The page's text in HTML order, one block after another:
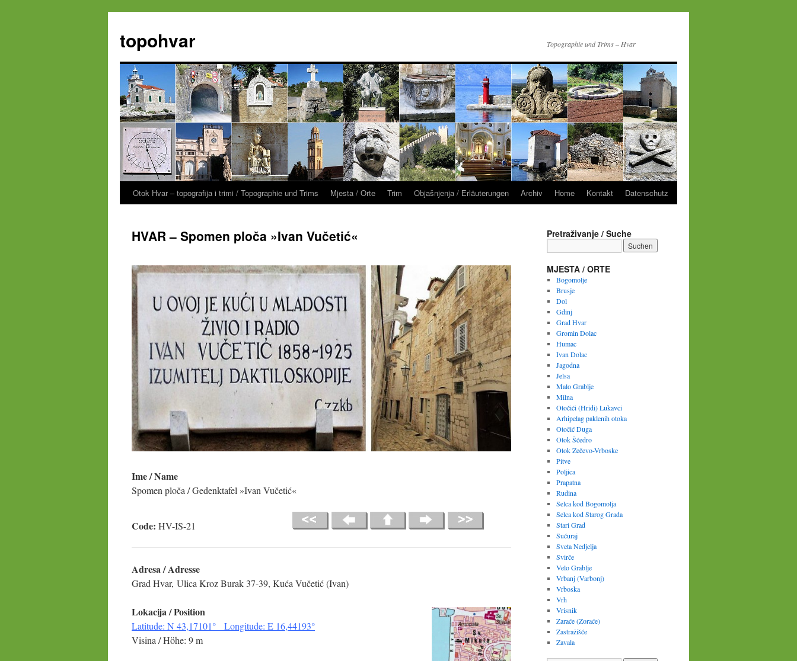
springen
topohvar Topographie und Trims – Hvar
Otok Hvar – topografija i trimi / Topographie und Trims Mjesta / Orte Trim Objašnjenja / Erläuterungen Archiv Home Kontakt Datenschutz
HVAR – Spomen ploča »Ivan Vučetić«
Ime / Name
Spomen ploča / Gedenktafel »Ivan Vučetić«
Code: HV-IS-21
Adresa / Adresse
Grad Hvar, Ulica Kroz Burak 37-39, Kuća Vučetić (Ivan)
Lokacija/ Position
Latitude: N 43,17101° Longitude: E 16,44193°
Visina / Höhe: 9 m
Pretraživanje / Suche
MJESTA / ORTE
Bogomolje
Brusje
Dol
Gdinj
Grad Hvar
Gromin Dolac
Humac
Ivan Dolac
Jagodna
Jelsa
Malo Grablje
Milna
Otočići (Hridi) Lukavci
Arhipelag paklenih otoka
Otočić Duga
Otok Šćedro
Otok Zečevo-Vrboske
Pitve
Poljica
Prapatna
Rudina
Selca kod Bogomolja
Selca kod Starog Grada
Stari Grad
Sućuraj
Sveta Nedjelja
Svirče
Velo Grablje
Vrbanj (Varbonj)
Vrboska
Vrh
Vrisnik
Zaraće (Zoraće)
Zastražišće
Zavala